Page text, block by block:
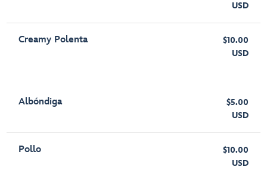
USD
Creamy Polenta
$10.00
USD
Albóndiga
$5.00
USD
Pollo
$10.00
USD